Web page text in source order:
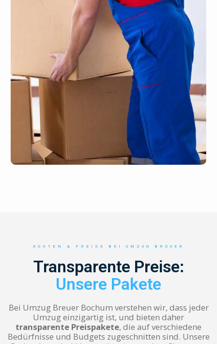
KOSTEN & PREISE BEI UMZUG BREUER
Transparente Preise:
Unsere Pakete
Bei Umzug Breuer Bochum verstehen wir, dass jeder
Umzug einzigartig ist, und bieten daher
transparente Preispakete, die auf verschiedene
Bedürfnisse und Budgets zugeschnitten sind. Unsere